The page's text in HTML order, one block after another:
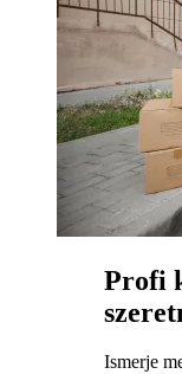
Profi
Ismerje